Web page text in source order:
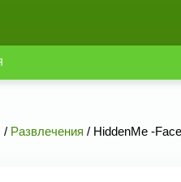
/ Развлечения / HiddenMe -